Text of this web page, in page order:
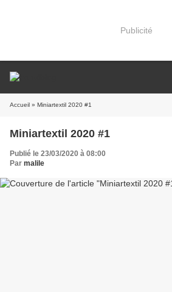
Publicité
Accueil » Miniartextil 2020 #1
Miniartextil 2020 #1
Publié le 23/03/2020 à 08:00
Par malile